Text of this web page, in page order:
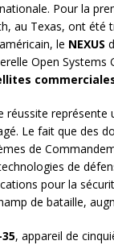
Pour la
au Texas, ont été
le NEXUS
Open Systems
réussite représente
Le fait que des
de
de
pour la
de bataille,
35, appareil de